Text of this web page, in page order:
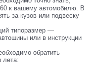
к вашему автомобилю. В
за кузов или подвеску
типоразмер —
или в инструкции
обратить
лета: